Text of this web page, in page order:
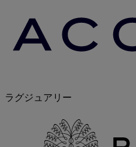
ラグジュアリー